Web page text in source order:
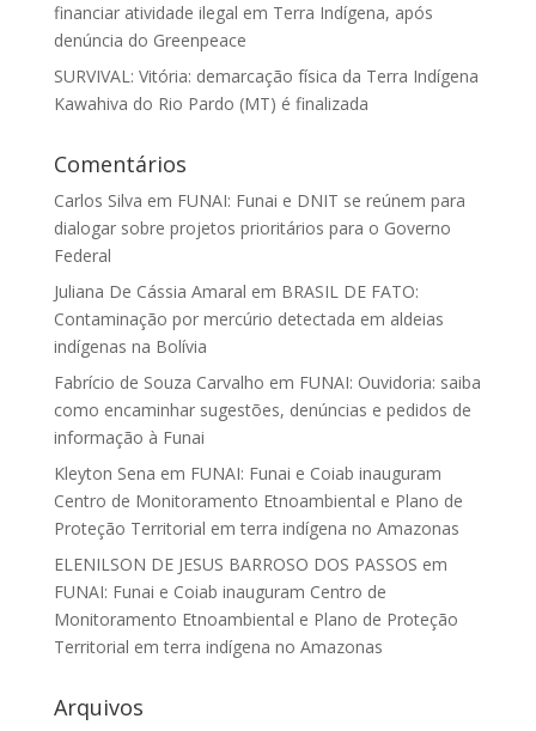
financiar atividade ilegal em Terra Indígena, após
denúncia do Greenpeace
SURVIVAL: Vitória: demarcação física da Terra Indígena
Kawahiva do Rio Pardo (MT) é finalizada
Comentários
Carlos Silva em FUNAI: Funai e DNIT se reúnem para
dialogar sobre projetos prioritários para o Governo
Federal
Juliana De Cássia Amaral em BRASIL DE FATO:
Contaminação por mercúrio detectada em aldeias
indígenas na Bolívia
Fabrício de Souza Carvalho em FUNAI: Ouvidoria: saiba
como encaminhar sugestões, denúncias e pedidos de
informação à Funai
Kleyton Sena em FUNAI: Funai e Coiab inauguram
Centro de Monitoramento Etnoambiental e Plano de
Proteção Territorial em terra indígena no Amazonas
ELENILSON DE JESUS BARROSO DOS PASSOS em
FUNAI: Funai e Coiab inauguram Centro de
Monitoramento Etnoambiental e Plano de Proteção
Territorial em terra indígena no Amazonas
Arquivos